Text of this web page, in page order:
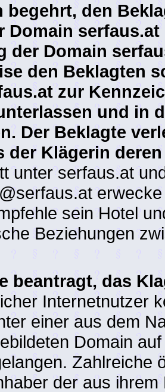
begehrt, den
Domain
der Domain
den Beklagten
zur
und in
Der Beklagte
der Klägerin
unter serfaus.at
sein Hotel
Beziehungen
beantragt, das
Internetnutzer
einer aus dem
Domain
Zahlreiche
der aus